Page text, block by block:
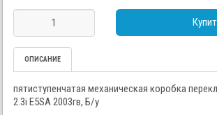
ОПИСАНИЕ
пятиступенчатая механическая коробка
2.3i E5SA 2003гв, Б/у